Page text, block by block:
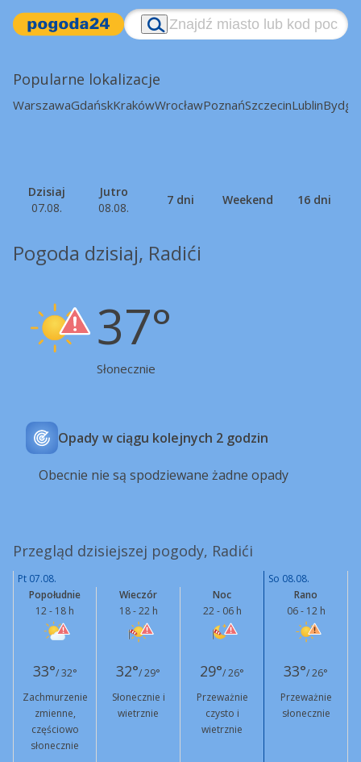
Popularne lokalizacje
WarszawaGdańskKrakówWrocławPoznańSzczecinLublin
Dzisiaj
07.08.
Jutro
08.08.
7 dni Weekend 16 dni
Pogoda dzisiaj, Radići
37°
Słonecznie
Opady w ciągu kolejnych 2 godzin
Obecnie nie są spodziewane żadne opady
Przegląd dzisiejszej pogody, Radići
Pt 07.08.
So 08.08.
Popołudnie
12 - 18 h
Wieczór
18 - 22 h
Noc
22 - 06 h
Rano
06 - 12 h
33°/ 32° 32°/ 29° 29°/ 26° 33°/ 26°
Zachmurzenie
zmienne,
częściowo
słonecznie
Słonecznie i
wietrznie
Przeważnie
czysto i
wietrznie
Przeważnie
słonecznie